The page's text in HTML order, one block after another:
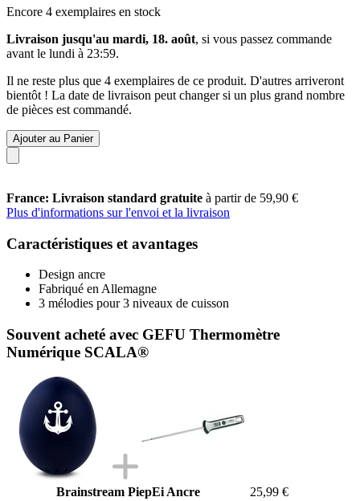
Encore 4 exemplaires en stock
Livraison jusqu'au mardi, 18. août, si vous passez commande
avant le lundi à 23:59.
Il ne reste plus que 4 exemplaires de ce produit. D'autres arriveront
bientôt ! La date de livraison peut changer si un plus grand nombre
de pièces est commandé.
Ajouter au Panier
France: Livraison standard gratuite à partir de 59,90 €
Plus d'informations sur l'envoi et la livraison
Caractéristiques et avantages
Design ancre
Fabriqué en Allemagne
3 mélodies pour 3 niveaux de cuisson
Souvent acheté avec GEFU Thermomètre
Numérique SCALA®
Brainstream PiepEi Ancre
25,99 €